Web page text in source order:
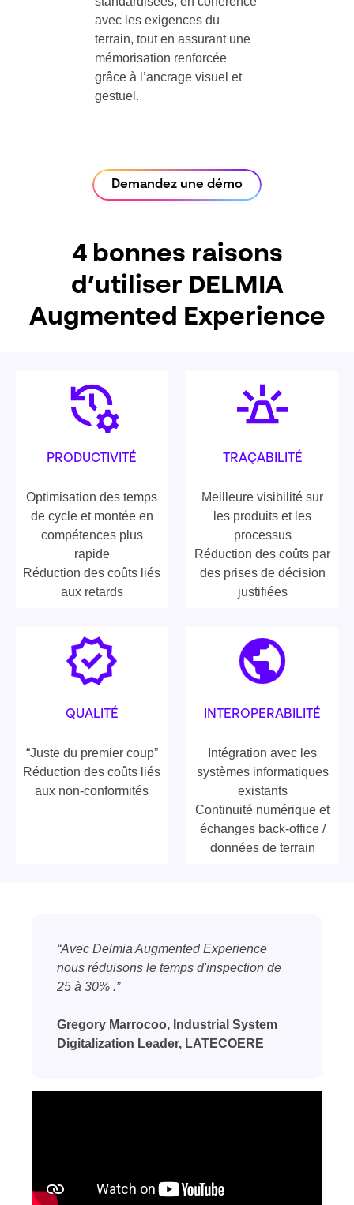
avec les exigences du
terrain, tout en assurant une
mémorisation renforcée
grâce à l’ancrage visuel et
gestuel.
Demandez une démo
4 bonnes raisons
d’utiliser DELMIA
Augmented Experience
PRODUCTIVITÉ
Optimisation des temps
de cycle et montée en
compétences plus
rapide
Réduction des coûts liés
aux retards
TRAÇABILITÉ
Meilleure visibilité sur
les produits et les
processus
Réduction des coûts par
des prises de décision
justifiées
QUALITÉ
“Juste du premier coup”
Réduction des coûts liés
aux non-conformités
INTEROPERABILITÉ
Intégration avec les
systèmes informatiques
existants
Continuité numérique et
échanges back-office /
données de terrain
“Avec Delmia Augmented Experience
nous réduisons le temps d'inspection de
25 à 30% .”
Gregory Marrocoo, Industrial System
Digitalization Leader, LATECOERE